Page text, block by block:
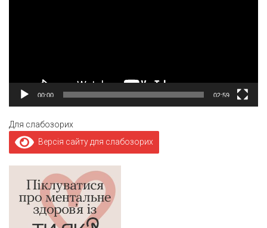
00:00 02:59
Для слабозорих
Версія сайту для слабозорих